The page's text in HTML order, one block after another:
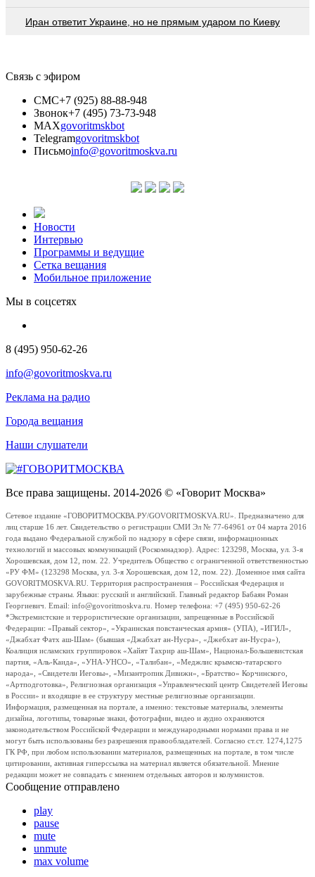
Иран ответит Украине, но не прямым ударом по Киеву
Связь с эфиром
СМС+7 (925) 88-88-948
Звонок+7 (495) 73-73-948
MAXgovoritmskbot
Telegramgovoritmskbot
Письмоinfo@govoritmoskva.ru
Новости
Интервью
Программы и ведущие
Сетка вещания
Мобильное приложение
Мы в соцсетях
8 (495) 950-62-26
info@govoritmoskva.ru
Реклама на радио
Города вещания
Наши слушатели
Все права защищены. 2014-2026 © «Говорит Москва»
Сетевое издание «ГОВОРИТМОСКВА.РУ/GOVORITMOSKVA.RU». Предназначено для
лиц старше 16 лет. Свидетельство о регистрации СМИ Эл № 77-64961 от 04 марта 2016
года выдано Федеральной службой по надзору в сфере связи, информационных
технологий и массовых коммуникаций (Роскомнадзор). Адрес: 123298, Москва, ул. 3-я
Хорошевская, дом 12, пом. 22. Учредитель Общество с ограниченной ответственностью
«РУ ФМ» (123298 Москва, ул. 3-я Хорошевская, дом 12, пом. 22). Доменное имя сайта
GOVORITMOSKVA.RU. Территория распространения – Российская Федерация и
зарубежные страны. Языки: русский и английский. Главный редактор Бабаян Роман
Георгиевич. Email: info@govoritmoskva.ru. Номер телефона: +7 (495) 950-62-26
*Экстремистские и террористические организации, запрещенные в Российской
Федерации: «Правый сектор», «Украинская повстанческая армия» (УПА), «ИГИЛ»,
«Джабхат Фатх аш-Шам» (бывшая «Джабхат ан-Нусра», «Джебхат ан-Нусра»),
Коалиция исламских группировок «Хайят Тахрир аш-Шам», Национал-Большевистская
партия, «Аль-Каида», «УНА-УНСО», «Талибан», «Меджлис крымско-татарского
народа», «Свидетели Иеговы», «Мизантропик Дивижн», «Братство» Корчинского,
«Артподготовка», Религиозная организация «Управленческий центр Свидетелей Иеговы
в России» и входящие в ее структуру местные религиозные организации.
Информация, размещенная на портале, а именно: текстовые материалы, элементы
дизайна, логотипы, товарные знаки, фотографии, видео и аудио охраняются
законодательством Российской Федерации и международными нормами права и не
могут быть использованы без разрешения правообладателей. Согласно ст.ст. 1274,1275
ГК РФ, при любом использовании материалов, размещенных на портале, в том числе
цитировании, активная гиперссылка на материал является обязательной. Мнение
редакции может не совпадать с мнением отдельных авторов и колумнистов.
Сообщение отправлено
play
pause
mute
unmute
max volume